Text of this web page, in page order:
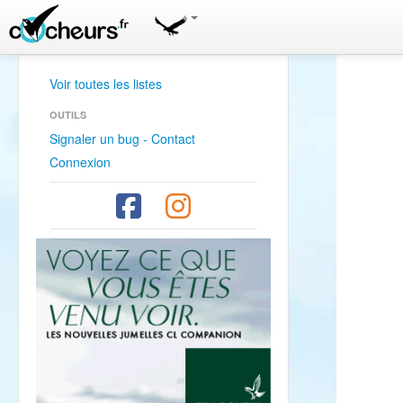
Voir toutes les listes
OUTILS
Signaler un bug - Contact
Connexion